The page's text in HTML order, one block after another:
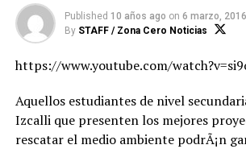
Published 10 años ago on 6 marzo, 2016
By STAFF / Zona Cero Noticias
https://www.youtube.com/
Aquellos estudiantes de nivel
Izcalli que presenten los mejores
rescatar el medio ambiente podrÃ¡n